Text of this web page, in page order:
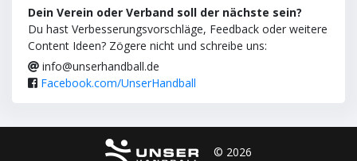
Dein Verein oder Verband soll der nächste sein?
Du hast Verbesserungsvorschläge, Feedback oder weitere
Content Ideen? Zögere nicht und schreibe uns:
info@unserhandball.de
Facebook.com/UnserHandball
© 2026